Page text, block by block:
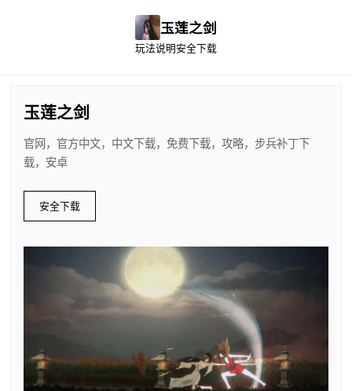
玉莲之剑
玩法说明安全下载
玉莲之剑
官网，官方中文，中文下载，免费下载，攻略，步兵补丁下
载，安卓
安全下载